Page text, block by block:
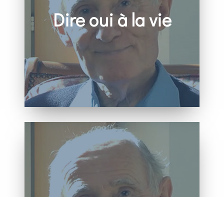
Dire oui à la vie
– Vidéo de Benoît Billot